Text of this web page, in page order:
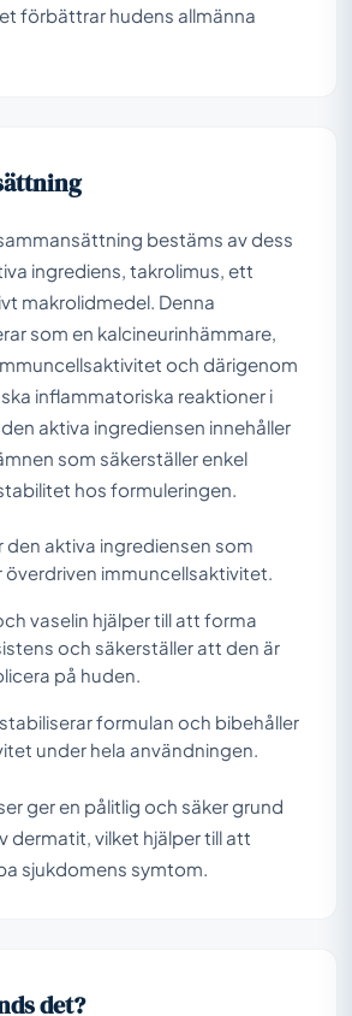
förbättrar hudens allmänna
bestäms av dess
ingrediens, takrolimus, ett
makrolidmedel. Denna
som en kalcineurinhämmare,
och därigenom
inflammatoriska reaktioner i
aktiva ingrediensen innehåller
som säkerställer enkel
hos formuleringen.
den aktiva ingrediensen som
immuncellsaktivitet.
vaselin hjälper till att forma
och säkerställer att den är
på huden.
formulan och bibehåller
under hela användningen.
ger en pålitlig och säker grund
dermatit, vilket hjälper till att
sjukdomens symtom.
det?